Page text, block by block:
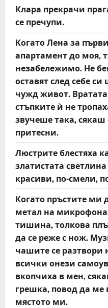
Клара прекрачи
се пречупи.
Когато Лена за
апартамент до моя,
незабележимо. Не
оставят след себе
чужд живот.
стъпките ѝ не
звучеше така, сякаш
притесни.
Люстрите блестяха
златистата
красиви, по-смели,
Когато пръстите ми
метал на
тишина, толкова
да се реже с нож.
чашите се разтвори
всички онези
вкопчиха в мен,
грешка, повод да ме
мястото ми.